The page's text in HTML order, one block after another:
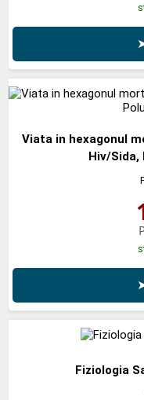
Viata in hexagonul
Hiv/Sida,
Fiziologia